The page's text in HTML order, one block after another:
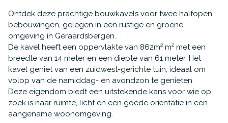
Ontdek deze prachtige bouwkavels voor twee halfopen
bebouwingen, gelegen in een rustige en groene
omgeving in Geraardsbergen.
De kavel heeft een oppervlakte van 862m² m² met een
breedte van 14 meter en een diepte van 61 meter. Het
kavel geniet van een zuidwest-gerichte tuin, ideaal om
volop van de namiddag- en avondzon te genieten.
Deze eigendom biedt een uitstekende kans voor wie op
zoek is naar ruimte, licht en een goede oriëntatie in een
aangename woonomgeving.